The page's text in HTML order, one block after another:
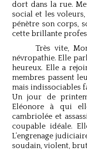
dort dans la rue.
social et les
pénètre son corps,
cette brillante
Très vite,
névropathie. Elle
heureux. Elle a
membres passent
mais indissociables
Un jour de
Eléonore à qui
cambriolée et
coupable idéale.
L’engrenage
soudain, violent,